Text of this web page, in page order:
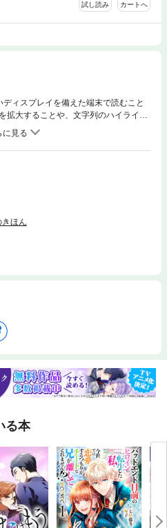
試し読み カートへ
ィスプレイを備えた端末で読むこと
拡大することや、文字列のハイライ
機能が使用できません。レジンで作る
イヤーカフ、ブレスレットなどきほん
作り方は写真で掲載し、基礎知識つ
アクリルスタンドも登場。地球屋、キ
化したものです。一部、紙版と掲載内
の全部または一部を無断で複製、転
※本書に掲載された作品等の著作権
帰属します。※電子書籍の仕様によ
版に掲載された際のサイズです。※本
時の情報です。CONTENTSシーグラ
ヤリング香水瓶のネックレスステンド
ンネックレスオリオン座のネックレス
ロングネックレスアゲート風ブレスレ
ドグラス風 ネックレス金木犀のフープ
アス朝顔のイヤリングミモザのイヤー
目玉焼きグミのリングいちごミルクの
ほん
る本